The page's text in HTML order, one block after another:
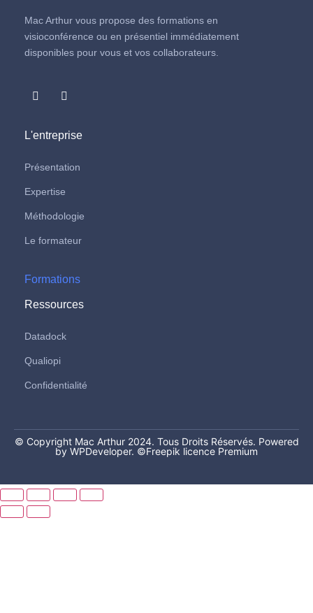
Mac Arthur vous propose des formations en
visioconférence ou en présentiel immédiatement
disponibles pour vous et vos collaborateurs.
L'entreprise
Présentation
Expertise
Méthodologie
Le formateur
Formations
Ressources
Datadock
Qualiopi
Confidentialité
© Copyright Mac Arthur 2024. Tous Droits Réservés. Powered
by WPDeveloper. ©Freepik licence Premium